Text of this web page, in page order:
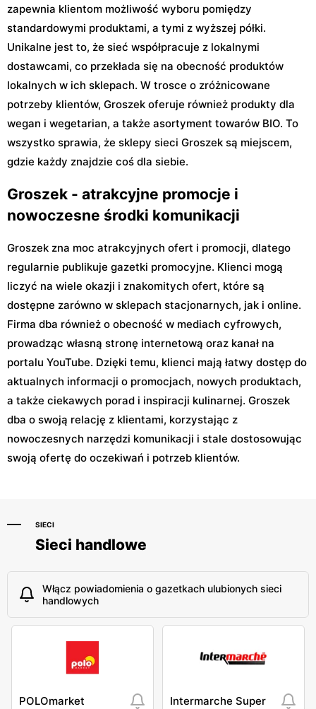
zapewnia klientom możliwość wyboru pomiędzy
standardowymi produktami, a tymi z wyższej półki.
Unikalne jest to, że sieć współpracuje z lokalnymi
dostawcami, co przekłada się na obecność produktów
lokalnych w ich sklepach. W trosce o zróżnicowane
potrzeby klientów, Groszek oferuje również produkty dla
wegan i wegetarian, a także asortyment towarów BIO. To
wszystko sprawia, że sklepy sieci Groszek są miejscem,
gdzie każdy znajdzie coś dla siebie.
Groszek - atrakcyjne promocje i
nowoczesne środki komunikacji
Groszek zna moc atrakcyjnych ofert i promocji, dlatego
regularnie publikuje gazetki promocyjne. Klienci mogą
liczyć na wiele okazji i znakomitych ofert, które są
dostępne zarówno w sklepach stacjonarnych, jak i online.
Firma dba również o obecność w mediach cyfrowych,
prowadząc własną stronę internetową oraz kanał na
portalu YouTube. Dzięki temu, klienci mają łatwy dostęp do
aktualnych informacji o promocjach, nowych produktach,
a także ciekawych porad i inspiracji kulinarnej. Groszek
dba o swoją relację z klientami, korzystając z
nowoczesnych narzędzi komunikacji i stale dostosowując
swoją ofertę do oczekiwań i potrzeb klientów.
SIECI
Sieci handlowe
Włącz powiadomienia o gazetkach ulubionych sieci
handlowych
POLOmarket Intermarche Super